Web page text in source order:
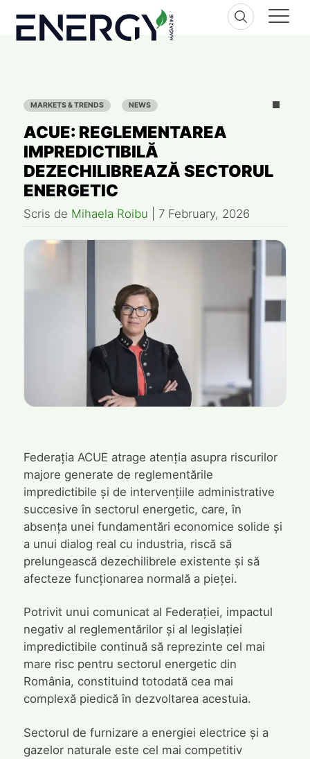
content
MARKETS & TRENDS NEWS
ACUE: REGLEMENTAREA
IMPREDICTIBILĂ
DEZECHILIBREAZĂ SECTORUL
ENERGETIC
Scris de Mihaela Roibu 7 February, 2026
Federația ACUE atrage atenția asupra riscurilor
majore generate de reglementările
impredictibile și de intervențiile administrative
succesive în sectorul energetic, care, în
absența unei fundamentări economice solide și
a unui dialog real cu industria, riscă să
prelungească dezechilibrele existente și să
afecteze funcționarea normală a pieței.
Potrivit unui comunicat al Federației, impactul
negativ al reglementărilor și al legislației
impredictibile continuă să reprezinte cel mai
mare risc pentru sectorul energetic din
România, constituind totodată cea mai
complexă piedică în dezvoltarea acestuia.
Sectorul de furnizare a energiei electrice și a
gazelor naturale este cel mai competitiv